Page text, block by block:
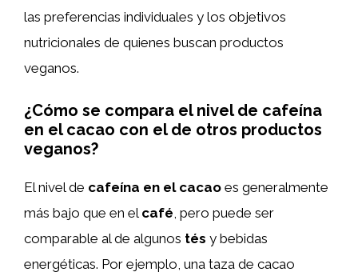
las preferencias individuales y los objetivos
nutricionales de quienes buscan productos
veganos.
¿Cómo se compara el nivel de cafeína
en el cacao con el de otros productos
veganos?
El nivel de cafeína en el cacao es generalmente
más bajo que en el café, pero puede ser
comparable al de algunos tés y bebidas
energéticas. Por ejemplo, una taza de cacao